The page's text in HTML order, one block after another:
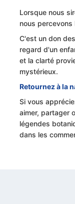
Lorsque nous
nous percevons
C'est un don
regard d'un
et la clarté
mystérieux.
Retournez à la
Si vous
aimer, partager
légendes
dans les